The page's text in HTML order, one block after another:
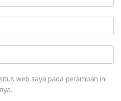
web saya pada peramban ini